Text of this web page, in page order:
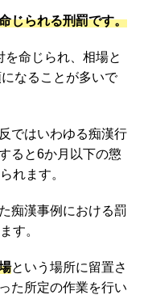
じられる刑罰です。
命じられ、相場と
なることが多いで
ではいわゆる痴漢行
ると6か月以下の懲
れます。
痴漢事例における罰
す。
という場所に留置さ
た所定の作業を行い